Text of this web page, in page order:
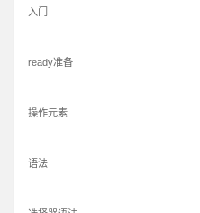
入门
ready准备
操作元素
语法